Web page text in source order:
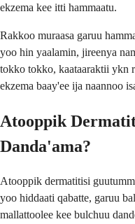
ekzema kee itti hammaatu.
Rakkoo muraasa garuu
yoo hin yaalamin, jireenya
tokko tokko, kaataaraktii ykn
ekzema baay'ee ija naannoo
Atooppik
Danda'ama?
Atooppik dermatitisi
yoo hiddaati qabatte, garuu
mallattoolee kee bulchuu